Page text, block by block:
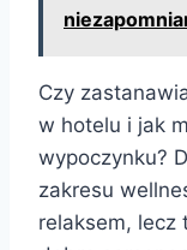
Czy
w hotelu i jak
wypoczynku?
zakresu
relaksem, lecz